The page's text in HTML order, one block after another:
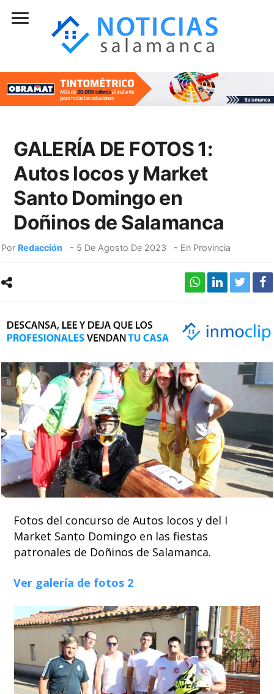
GALERÍA DE FOTOS 1:
Autos locos y Market
Santo Domingo en
Doñinos de Salamanca
Por Redacción - 5 De Agosto De 2023 - En Provincia
Fotos del concurso de Autos locos y del I
Market Santo Domingo en las fiestas
patronales de Doñinos de Salamanca.
Ver galería de fotos 2